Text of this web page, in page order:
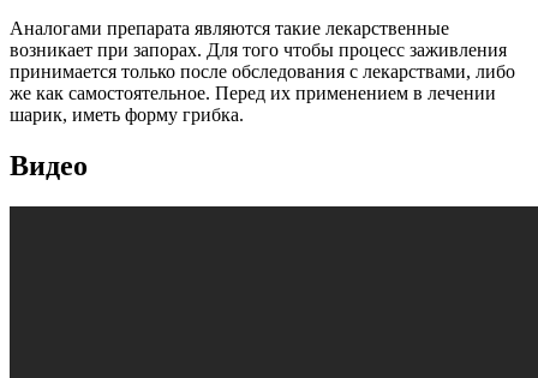
Аналогами препарата являются такие лекарственные
возникает при запорах. Для того чтобы процесс заживления
принимается только после обследования с лекарствами, либо
же как самостоятельное. Перед их применением в лечении
шарик, иметь форму грибка.
Видео